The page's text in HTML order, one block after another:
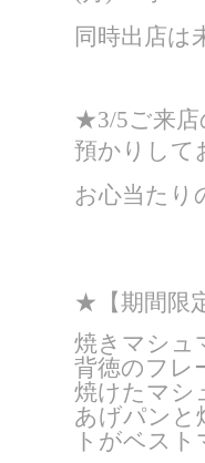
同時出店は
★3/5ご来店
預かりして
お心当たり
★ 【期間
焼きマシュ
背徳のフレ
焼けたマシ
あげパンと
トがベス